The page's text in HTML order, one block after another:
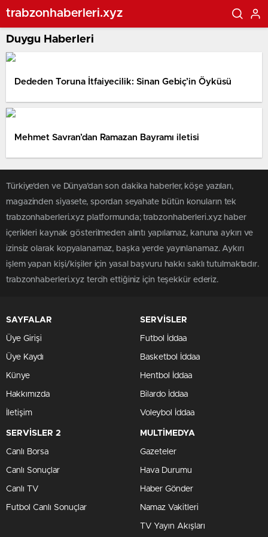
trabzonhaberleri.xyz
Duygu Haberleri
Dededen Toruna İtfaiyecilik: Sinan Gebiç’in Öyküsü
Mehmet Savran’dan Ramazan Bayramı iletisi
Türkiye'den ve Dünya’dan son dakika haberler, köşe yazıları,
magazinden siyasete, spordan seyahate bütün konuların tek
trabzonhaberleri.xyz platformunda; trabzonhaberleri.xyz haber
içerikleri kaynak gösterilmeden alıntı yapılamaz, kanuna aykırı ve
izinsiz olarak kopyalanamaz, başka yerde yayınlanamaz. Aykırı
işlem yapan kişi/kişiler için yasal başvuru hakkı saklı tutulmaktadır.
trabzonhaberleri.xyz tercih ettiğiniz için teşekkür ederiz.
SAYFALAR
Üye Girişi
Üye Kaydı
Künye
Hakkımızda
İletişim
SERVİSLER
Futbol İddaa
Basketbol İddaa
Hentbol İddaa
Bilardo İddaa
Voleybol İddaa
SERVİSLER 2
Canlı Borsa
Canlı Sonuçlar
Canlı TV
Futbol Canlı Sonuçlar
MULTİMEDYA
Gazeteler
Hava Durumu
Haber Gönder
Namaz Vakitleri
TV Yayın Akışları